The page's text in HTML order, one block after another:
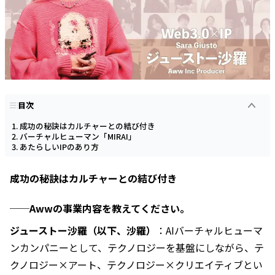
目次
成功の秘訣はカルチャーとの結び付き
バーチャルヒューマン「MIRAI」
あたらしいIPのあり方
成功の秘訣はカルチャーとの結び付き
──Awwの事業内容を教えてください。
ジューストー沙羅（以下、沙羅）
：AIバーチャルヒューマ
ンカンパニーとして、テクノロジーを基盤にしながら、テ
クノロジー×アート、テクノロジー×クリエイティブとい